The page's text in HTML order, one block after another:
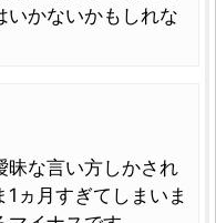
いかないかもしれな
昧な言い方しかされ
ヵ月すぎてしまいま